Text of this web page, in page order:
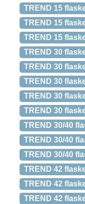
TREND 15
TREND 15
TREND 15
TREND 30
TREND 30
TREND 30
TREND 30
TREND 30
TREND 30/40
TREND 30/40
TREND 30/40
TREND 42
TREND 42
TREND 42